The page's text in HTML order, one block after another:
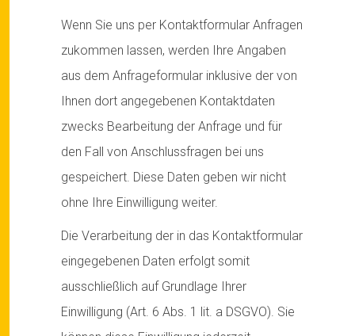
Wenn Sie uns per Kontaktformular Anfragen
zukommen lassen, werden Ihre Angaben
aus dem Anfrageformular inklusive der von
Ihnen dort angegebenen Kontaktdaten
zwecks Bearbeitung der Anfrage und für
den Fall von Anschlussfragen bei uns
gespeichert. Diese Daten geben wir nicht
ohne Ihre Einwilligung weiter.
Die Verarbeitung der in das Kontaktformular
eingegebenen Daten erfolgt somit
ausschließlich auf Grundlage Ihrer
Einwilligung (Art. 6 Abs. 1 lit. a DSGVO). Sie